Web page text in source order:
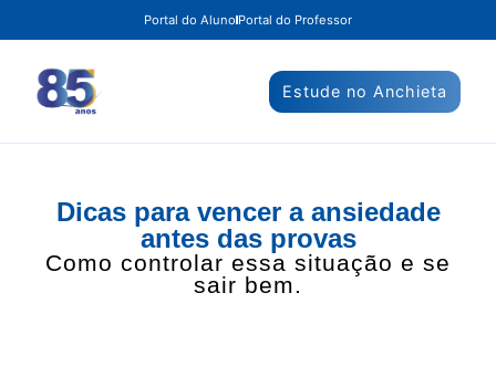
Portal do Aluno Portal do Professor
Estude no Anchieta
Dicas para vencer a ansiedade
antes das provas
Como controlar essa situação e se
sair bem.